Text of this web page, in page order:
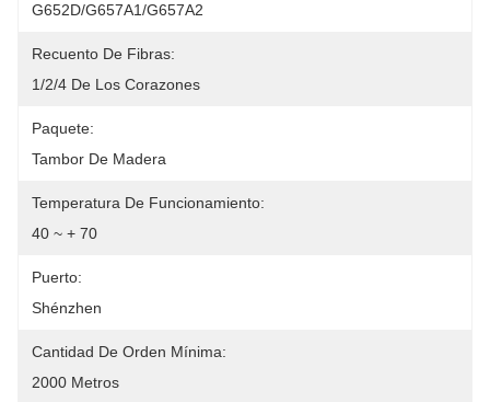
G652D/G657A1/G657A2
Recuento De Fibras:
1/2/4 De Los Corazones
Paquete:
Tambor De Madera
Temperatura De Funcionamiento:
40 ~ + 70
Puerto:
Shénzhen
Cantidad De Orden Mínima:
2000 Metros